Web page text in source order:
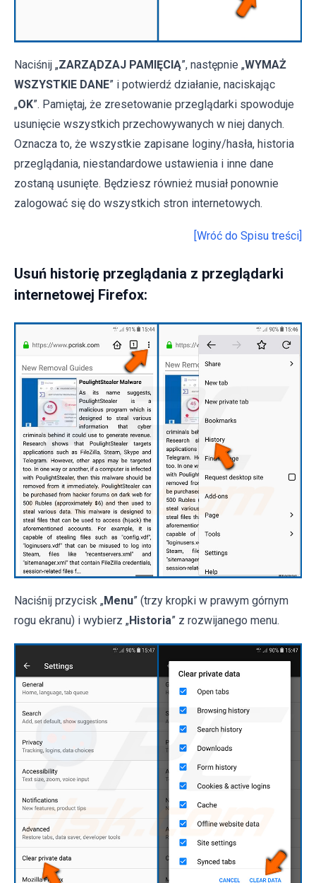
Naciśnij „ZARZĄDZAJ PAMIĘCIĄ”, następnie „WYMAŻ
WSZYSTKIE DANE” i potwierdź działanie, naciskając
„OK”. Pamiętaj, że zresetowanie przeglądarki spowoduje
usunięcie wszystkich przechowywanych w niej danych.
Oznacza to, że wszystkie zapisane loginy/hasła, historia
przeglądania, niestandardowe ustawienia i inne dane
zostaną usunięte. Będziesz również musiał ponownie
zalogować się do wszystkich stron internetowych.
[Wróć do Spisu treści]
Usuń historię przeglądania z przeglądarki
internetowej Firefox:
Naciśnij przycisk „Menu” (trzy kropki w prawym górnym
rogu ekranu) i wybierz „Historia” z rozwijanego menu.